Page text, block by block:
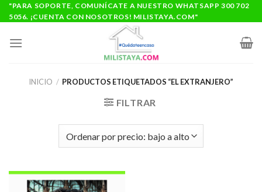
Saltar
al
"PARA SOPORTE, COMUNÍCATE A NUESTRO WHATSAPP 300 702
5056. ¡CUENTA CON NOSOTROS! MILISTAYA.COM"
INICIO / PRODUCTOS ETIQUETADOS “EL EXTRANJERO”
FILTRAR